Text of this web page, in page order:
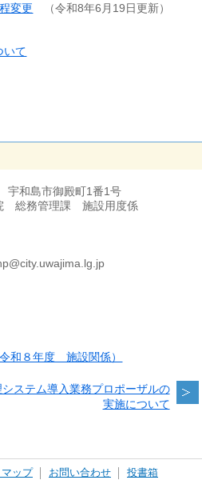
変更 （令和8年6月19日更新）
いて
市御殿町1番1号
務管理課 施設用度係
和８年度 施設関係）
ステム導入業務プロポーザルの
実施について
ップ お問い合わせ 投書箱